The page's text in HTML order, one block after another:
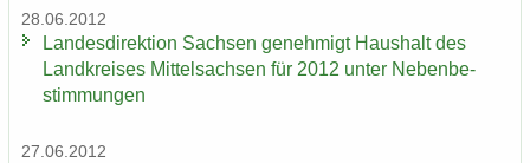
28.06.2012
Lan­des­di­rek­ti­on Sach­sen ge­neh­migt Haus­halt des
Land­krei­ses Mit­tel­sach­sen für 2012 unter Ne­ben­be­
stim­mun­gen
27.06.2012